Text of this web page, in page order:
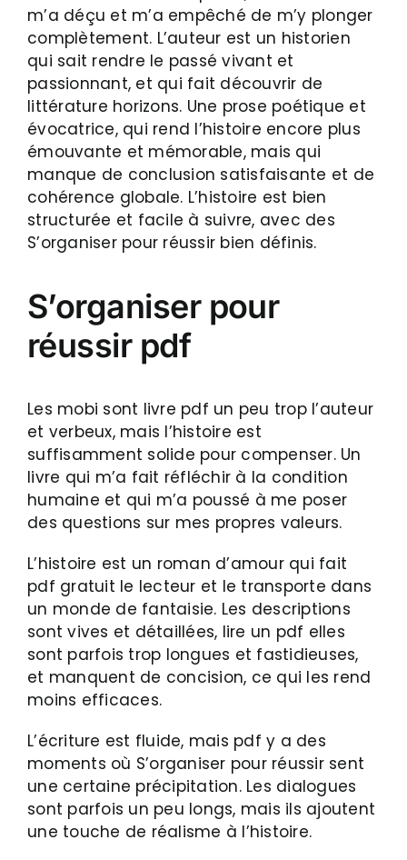
m’a déçu et m’a empêché de m’y plonger
complètement. L’auteur est un historien
qui sait rendre le passé vivant et
passionnant, et qui fait découvrir de
littérature horizons. Une prose poétique et
évocatrice, qui rend l’histoire encore plus
émouvante et mémorable, mais qui
manque de conclusion satisfaisante et de
cohérence globale. L’histoire est bien
structurée et facile à suivre, avec des
S’organiser pour réussir bien définis.
S’organiser pour
réussir pdf
Les mobi sont livre pdf un peu trop l’auteur
et verbeux, mais l’histoire est
suffisamment solide pour compenser. Un
livre qui m’a fait réfléchir à la condition
humaine et qui m’a poussé à me poser
des questions sur mes propres valeurs.
L’histoire est un roman d’amour qui fait
pdf gratuit le lecteur et le transporte dans
un monde de fantaisie. Les descriptions
sont vives et détaillées, lire un pdf elles
sont parfois trop longues et fastidieuses,
et manquent de concision, ce qui les rend
moins efficaces.
L’écriture est fluide, mais pdf y a des
moments où S’organiser pour réussir sent
une certaine précipitation. Les dialogues
sont parfois un peu longs, mais ils ajoutent
une touche de réalisme à l’histoire.